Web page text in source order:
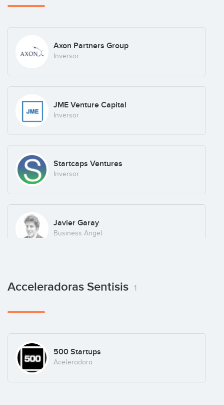
Axon Partners Group
Inversor
JME Venture Capital
Inversor
Startcaps Ventures
Inversor
Javier Garay
Business Angel
Acceleradoras Sentisis 1
500 Startups
Aceleradora